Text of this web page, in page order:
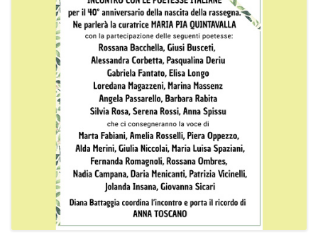
PROGRAMMI MENSILI ED EVENTI